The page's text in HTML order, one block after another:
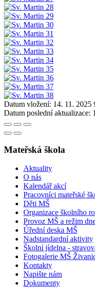
Datum vložení: 14. 11. 2025
Datum poslední aktualizace:
Mateřská škola
Aktuality
O nás
Kalendář akcí
Pracovníci mateřské
Děti MŠ
Organizace školního
Provoz MŠ a režim
Úřední deska MŠ
Nadstandardní aktivity
Školní jídelna -
Fotogalerie MŠ
Kontakty
Napište nám
Dokumenty